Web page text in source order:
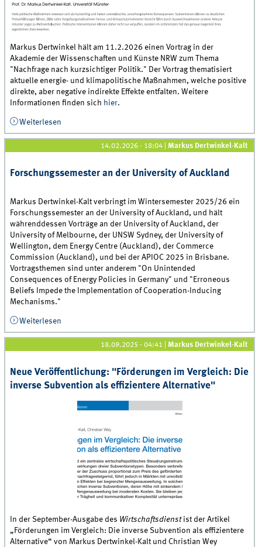
Markus Dertwinkel hält am 11.2.2026 einen Vortrag in der
Akademie der Wissenschaften und Künste NRW zum Thema
"Nachfrage nach kurzsichtiger Politik." Der Vortrag thematisiert
aktuelle energie- und klimapolitische Maßnahmen, welche positive
direkte, aber negative indirekte Effekte entfalten. Weitere
Informationen finden sich hier.
Weiterlesen
Künste NRW
14.02.2026 - 18:04 |Markus Dertwinkel-Kalt
Forschungssemester an der University of Auckland
Markus Dertwinkel-Kalt verbringt im Wintersemester 2025/26 ein
Forschungssemester an der University of Auckland, und hält
währenddessen Vorträge an der University of Auckland, der
University of Melbourne, der UNSW Sydney, der University of
Wellington, dem Energy Centre (Auckland), der Commerce
Commission (Auckland), und bei der APIOC 2025 in Brisbane.
Vortragsthemen sind unter anderem "On Unintended
Consequences of Energy Policies in Germany" und "Erroneous
Beliefs Impede the Implementation of Cooperation-Inducing
Mechanisms."
Weiterlesen
Auckland
18.09.2025 - 04:41 |Markus Dertwinkel-Kalt
Neue Veröffentlichung: "Förderungen im Vergleich: Die
inverse Subvention als effizientere Alternative"
In der September-Ausgabe des Wirtschaftsdienstist der Artikel
„Förderungen im Vergleich: Die inverse Subvention als effizientere
Alternative“ von Markus Dertwinkel-Kalt und Christian Wey